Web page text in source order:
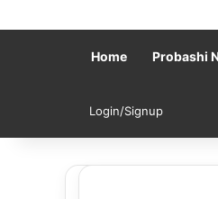
Home Probashi
Login/Signup